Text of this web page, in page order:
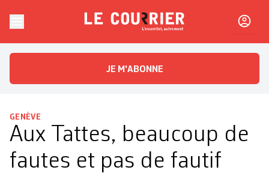
Le CourrierL'essentiel, autrement
JE M'ABONNE
GENÈVE
Aux Tattes, beaucoup de
fautes et pas de fautif